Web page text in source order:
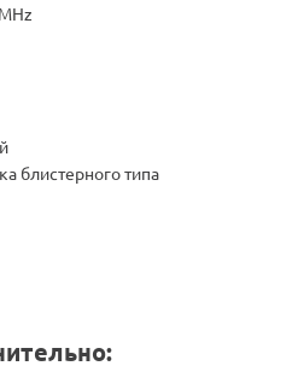
блистерного типа